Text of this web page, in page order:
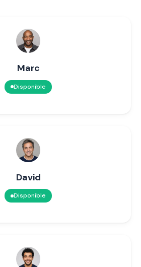
Marc
Disponible
David
Disponible